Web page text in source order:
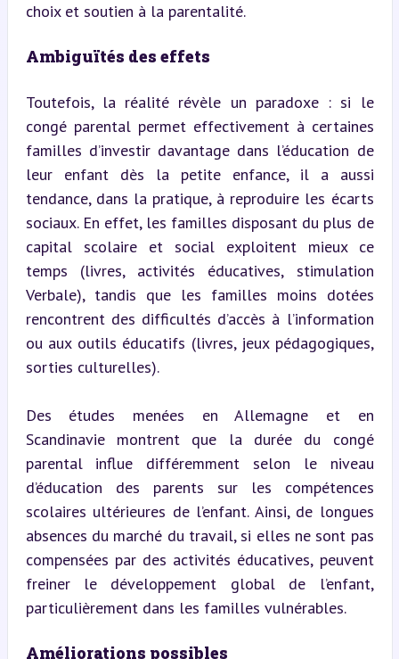
choix et soutien à la parentalité.
Ambiguïtés des effets
Toutefois, la réalité révèle un paradoxe : si le
congé parental permet effectivement à certaines
familles d’investir davantage dans l’éducation de
leur enfant dès la petite enfance, il a aussi
tendance, dans la pratique, à reproduire les écarts
sociaux. En effet, les familles disposant du plus de
capital scolaire et social exploitent mieux ce
temps (livres, activités éducatives, stimulation
Verbale), tandis que les familles moins dotées
rencontrent des difficultés d’accès à l’information
ou aux outils éducatifs (livres, jeux pédagogiques,
sorties culturelles).
Des études menées en Allemagne et en
Scandinavie montrent que la durée du congé
parental influe différemment selon le niveau
d’éducation des parents sur les compétences
scolaires ultérieures de l’enfant. Ainsi, de longues
absences du marché du travail, si elles ne sont pas
compensées par des activités éducatives, peuvent
freiner le développement global de l’enfant,
particulièrement dans les familles vulnérables.
Améliorations possibles